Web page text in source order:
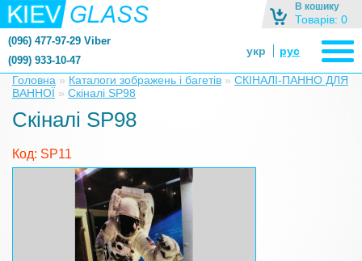
В кошику
Товарів: 0
(096) 477-97-29 Viber
(099) 933-10-47
zerkalonazakaz@gmail.com
zerkaloshop@ukr.net
укр рус
Головна » Каталоги зображень і багетів » СКІНАЛІ-ПАННО ДЛЯ
ВАННОЇ » Скіналі SP98
Скіналі SP98
Код: SP11